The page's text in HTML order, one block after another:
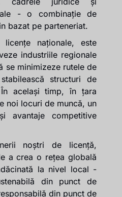
- o combinație de
bazat pe parteneriat.
naționale, este
industriile regionale
se minimizeze rutele de
structuri de
același timp, în țara
noi locuri de muncă, un
avantaje competitive
noștri de licență,
a crea o rețea globală
la nivel local -
din punct de
din punct de